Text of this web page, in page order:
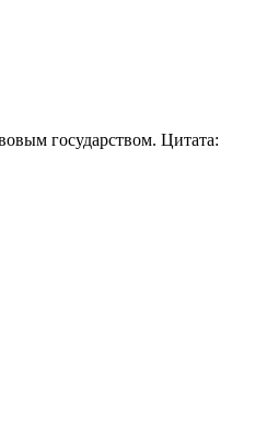
государством. Цитата: